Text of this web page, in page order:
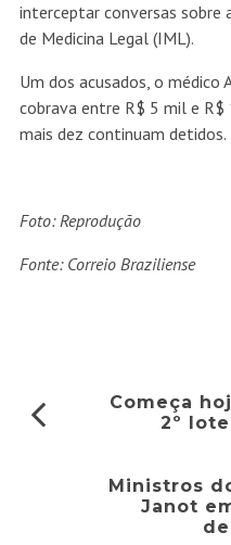
interceptar conversas sobre
de Medicina Legal (IML).
Um dos acusados, o médico
cobrava entre R$ 5 mil e
mais dez continuam detidos.
Foto: Reprodução
Fonte: Correio Braziliense
Começa
2º
Ministros
Janot